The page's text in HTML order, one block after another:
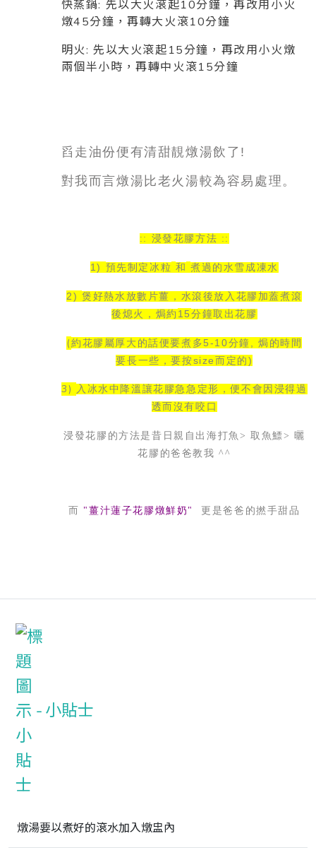
快蒸鍋: 先以大火滾起10分鐘，再改用小火
燉45分鐘，再轉大火滾10分鐘
明火: 先以大火滾起15分鐘，再改用小火燉
兩個半小時，再轉中火滾15分鐘
舀走油份便有清甜靚燉湯飲了 !
對我而言燉湯比老火湯較為容易處理。
:: 浸發花膠方法 ::
1) 預先制定冰粒 和 煮過的水雪成凍水
2)煲好熱水放數片薑 ， 水滾後放入花膠加蓋煮滾
後熄火
， 焗約 15 分鐘取出花膠
(約花膠屬厚大的話便要煮多5-10分鐘, 焗的時間
要長一些，要按size而定的)
3) 入冰水中降溫讓花膠急急定形 ，便不會因浸得過
透而沒有咬口
浸發花膠的方法是 昔日親自出海打魚> 取魚鰾> 曬
花膠的爸爸教我 ^^
而 "薑汁蓮子花膠燉鮮奶 " 更是爸爸的撚手甜品
小貼士
燉湯要以煮好的滾水加入燉盅內